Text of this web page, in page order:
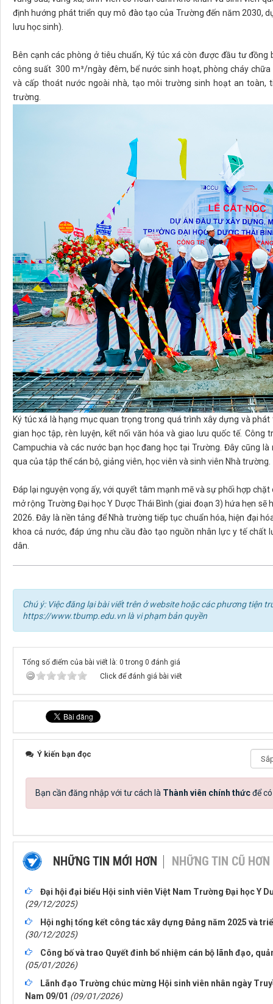
định hướng phát triển quy mô đào tạo của Trường đến năm 2030,
lưu học sinh).
Bên cạnh các phòng ở tiêu chuẩn, Ký túc xá còn được đầu tư
công suất 300 m³/ngày đêm, bể nước sinh hoạt, phòng cháy
và cấp thoát nước ngoài nhà, tạo môi trường sinh hoạt an toàn,
trường.
Ký túc xá là hạng mục quan trọng trong quá trình xây dựng và
gian học tập, rèn luyện, kết nối văn hóa và giao lưu quốc tế. Công
Campuchia và các nước bạn học đang học tại Trường. Đây cũng
qua của tập thể cán bộ, giảng viên, học viên và sinh viên Nhà trường.
Đáp lại nguyện vọng ấy, với quyết tâm mạnh mẽ và sự phối hợp
mở rộng Trường Đại học Y Dược Thái Bình (giai đoạn 3) hứa hẹn
2026. Đây là nền tảng để Nhà trường tiếp tục chuẩn hóa, hiện đại
khoa cả nước, đáp ứng nhu cầu đào tạo nguồn nhân lực y tế chất
dân.
Chú ý: Việc đăng lại bài viết trên ở website hoặc các phương tiện
https://www.tbump.edu.vn là vi phạm bản quyền
Tổng số điểm của bài viết là: 0 trong 0 đánh giá
Click để đánh giá bài viết
Ý kiến bạn đọc
Bạn cần đăng nhập với tư cách là Thành viên chính thứcđể
NHỮNG TIN MỚI HƠN NHỮNG TIN CŨ HƠN
Đại hội đại biểu Hội sinh viên Việt Nam Trường Đại học Y
(29/12/2025)
Hội nghị tổng kết công tác xây dựng Đảng năm 2025 và
(30/12/2025)
Công bố và trao Quyết đinh bổ nhiệm cán bộ lãnh đạo,
(05/01/2026)
Lãnh đạo Trường chúc mừng Hội sinh viên nhân ngày
Nam 09/01 (09/01/2026)